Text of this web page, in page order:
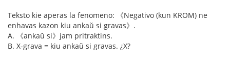
Teksto kie aperas la fenomeno: 《Negativo (kun KROM) ne
enhavas kazon kiu ankaŭ si gravas》.
A. 《ankaŭ si》jam pritraktins.
B. X-grava = kiu ankaŭ si gravas. ¿X?